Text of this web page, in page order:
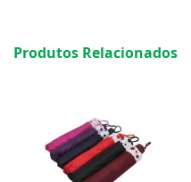
Produtos Relacionados